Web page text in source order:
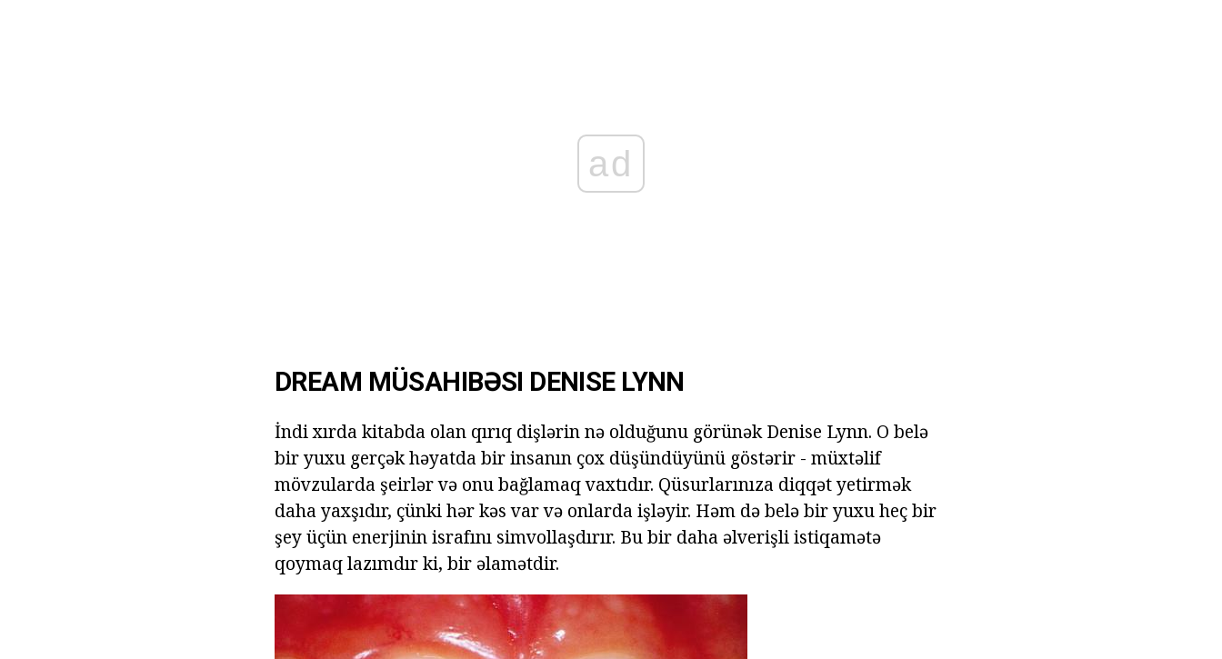
ad
DREAM MÜSAHIBƏSI DENISE LYNN
İndi xırda kitabda olan qırıq dişlərin nə olduğunu görünək Denise Lynn. O belə
bir yuxu gerçək həyatda bir insanın çox düşündüyünü göstərir - müxtəlif
mövzularda şeirlər və onu bağlamaq vaxtıdır. Qüsurlarınıza diqqət yetirmək
daha yaxşıdır, çünki hər kəs var və onlarda işləyir. Həm də belə bir yuxu heç bir
şey üçün enerjinin israfını simvollaşdırır. Bu bir daha əlverişli istiqamətə
qoymaq lazımdır ki, bir əlamətdir.